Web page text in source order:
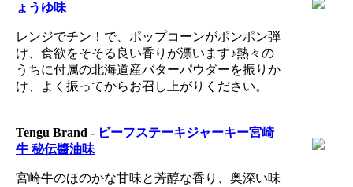
ょうゆ味
レンジでチン！で、ポップコーンがポンポン弾
け、食欲をそそる良い香りが漂います♪熱々の
うちに付属の北海道産バターパウダーを振りか
け、よく振ってからお召し上がりください。
Tengu Brand - ビーフステーキジャーキー宮崎
牛 秘伝醬油味
宮崎牛のほのかな甘味と芳醇な香り、奥深い味